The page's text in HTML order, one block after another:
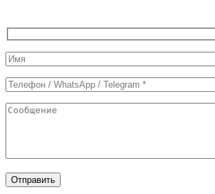
Служебные
поля
формы
Отправить